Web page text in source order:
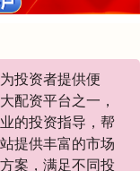
投资者提供便
配资平台之一，
的投资指导，帮
提供丰富的市场
案，满足不同投